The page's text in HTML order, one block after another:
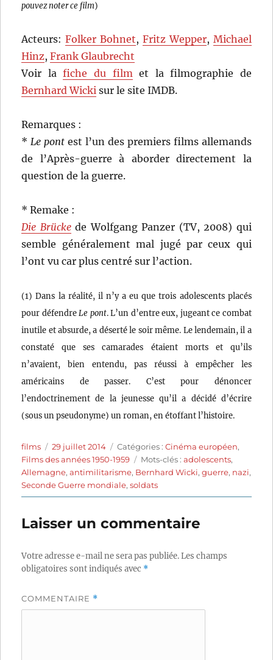
pouvez noter ce film)
Acteurs:Folker Bohnet, Fritz Wepper, Michael
Hinz,Frank Glaubrecht
Voir lafiche du filmet la filmographie de
Bernhard Wicki sur le site IMDB.
Remarques :
*Le pont est l’un des premiers films allemands
de l’Après-guerre à aborder directement la
question de la guerre.
* Remake :
Die Brückede Wolfgang Panzer (TV, 2008) qui
semble généralement mal jugé par ceux qui
l’ont vu car plus centré sur l’action.
(1) Dans la réalité, il n’y a eu que trois adolescents placés
pour défendre Le pont. L’un d’entre eux, jugeant ce combat
inutile et absurde, a déserté le soir même. Le lendemain, il a
constaté que ses camarades étaient morts et qu’ils
n’avaient, bien entendu, pas réussi à empêcher les
américains de passer. C’est pour dénoncer
l’endoctrinement de la jeunesse qu’il a décidé d’écrire
(sous un pseudonyme) un roman, en étoffant l’histoire.
Auteur
films
Publié
le
29 juillet 2014 Catégories
Catégories :Cinéma européen,
Films des années 1950-1959
Étiquettes
Mots-clés :adolescents,
Allemagne,antimilitarisme, Bernhard Wicki,guerre, nazi,
Seconde Guerre mondiale,soldats
Laisser un commentaire
Votre adresse e-mail ne sera pas publiée.Les champs
obligatoires sont indiqués avec *
COMMENTAIRE *